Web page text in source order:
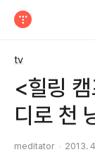
tv
<힐링
디로 천
meditator 2013.